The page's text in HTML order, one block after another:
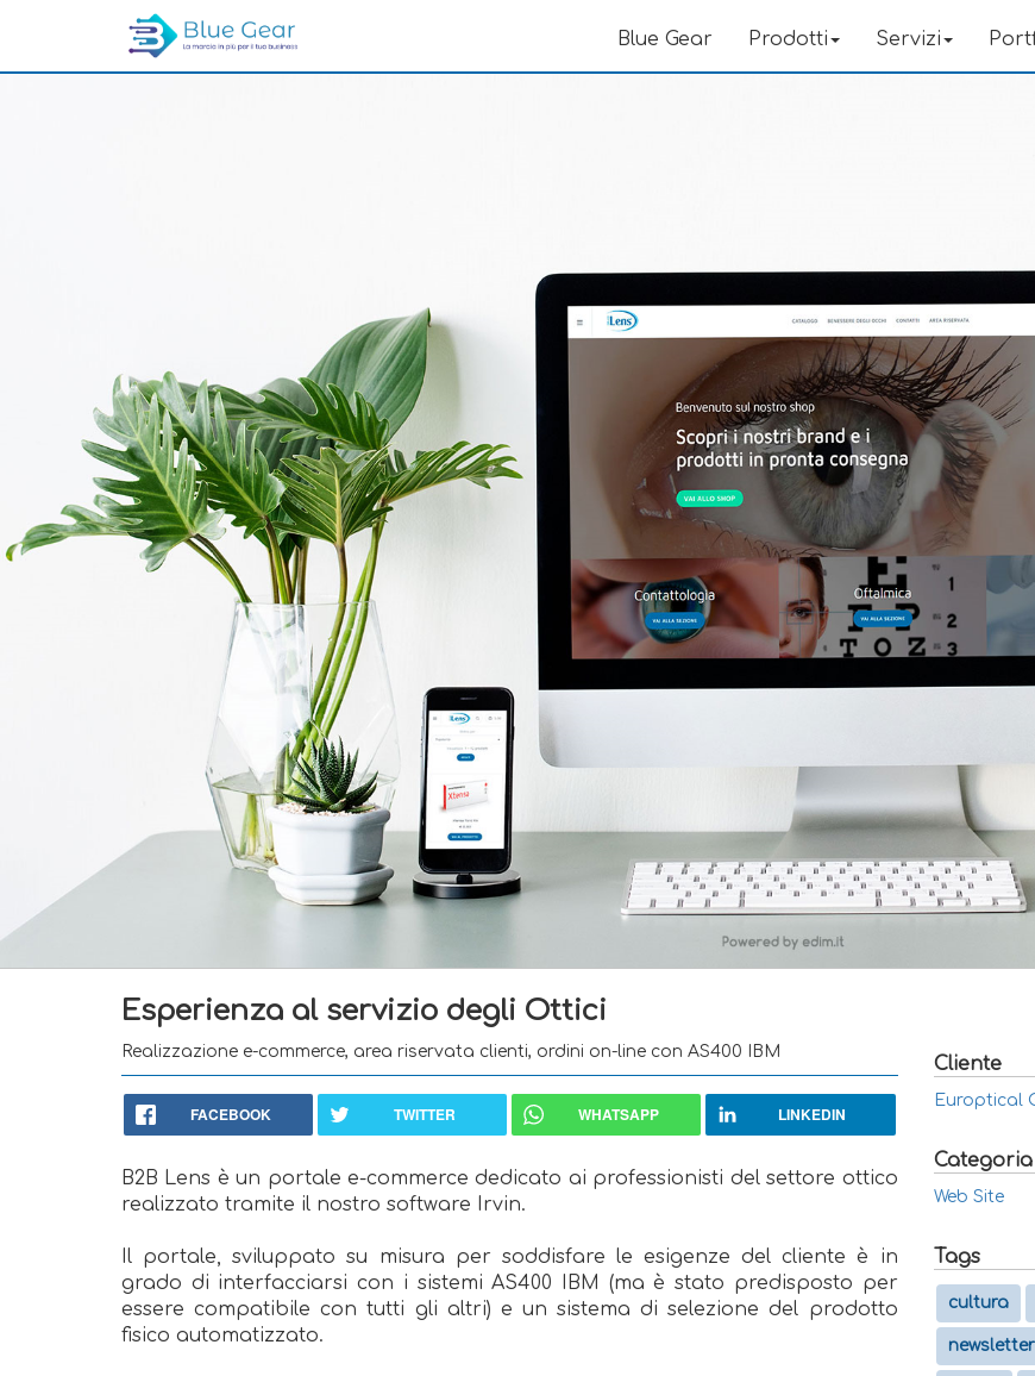
Blue Gear Prodotti Servizi
Esperienza al servizio degli Ottici
Realizzazione e-commerce, area riservata clienti, ordini on-line con AS400 IBM
FACEBOOK TWITTER WHATSAPP LINKEDIN
B2B Lens è un portale e-commerce dedicato ai professionisti del settore ottico
realizzato tramite il nostro software Irvin.
Il portale, sviluppato su misura per soddisfare le esigenze del cliente è in
grado di interfacciarsi con i sistemi AS400 IBM (ma è stato predisposto per
essere compatibile con tutti gli altri) e un sistema di selezione del prodotto
fisico automatizzato.
Cliente
Europtical
Categoria
Web Site
Tags
cultura
newsletter